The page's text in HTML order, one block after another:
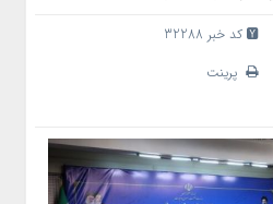
کد خبر 32288
پرینت